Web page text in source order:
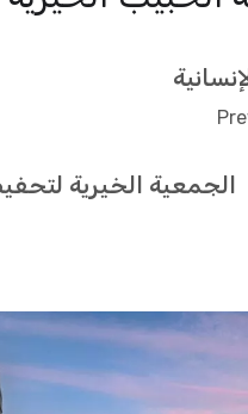
الجمعية الخيرية